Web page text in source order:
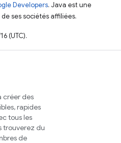
Developers. Java est une
ses sociétés affiliées.
(UTC).
créer des
rapides
tous les
trouverez du
de